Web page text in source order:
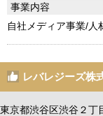
事業内容
自社メディア事業/人
レバレジーズ株
東京都渋谷区渋谷２丁